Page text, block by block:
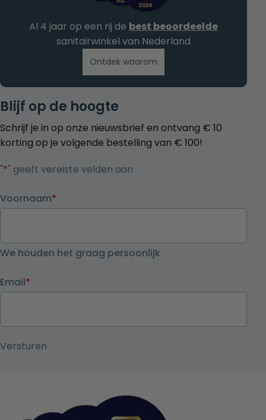
Blijf op de hoogte
Schrijf je in op onze nieuwsbrief en ontvang € 10
korting op je volgende bestelling van € 100!
"*" geeft vereiste velden aan
Voornaam*
We houden het graag persoonlijk
Email*
Al 4 jaar op een rij de best beoordeelde
sanitairwinkel van Nederland
Ontdek waarom